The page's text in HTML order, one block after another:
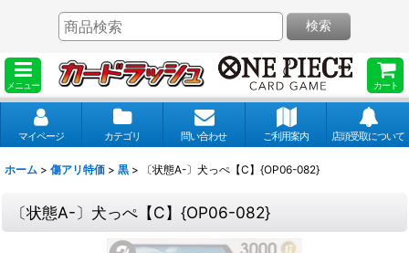
メニュー カート
検索
マイページ カテゴリ 問い合わせ ご利用案内 店頭受取について
ホーム > 傷アリ特価 > 黒 > 〔状態A-〕犬っぺ【C】{OP06-082}
〔状態A-〕犬っぺ【C】{OP06-082}